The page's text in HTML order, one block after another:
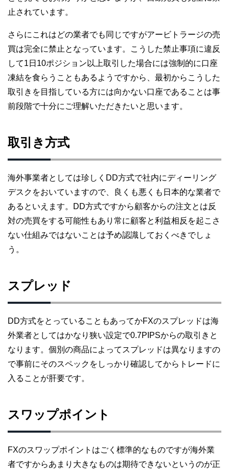
止されています。
さらにこれはどの業者でも同じですがアービトラージの売
買は完全に禁止となっています。こうした禁止事項に違反
して1日10ポジション以上取引した場合には強制的に口座
凍結を食らうこともあるようですから、最初からこうした
取引きを目指している方には向かない口座であることは事
前段階で十分にご理解いただきたいと思います。
取引き方式
海外事業者としては珍しくDD方式で社内にディーリング
デスクをおいていますので、良くも悪くも日本的な業者で
あるといえます。DD方式ですから顧客からの注文とは反
対の売買をする可能性もあり常に顧客と利益相反を起こさ
ない仕組みではないことは予め認識しておくべきでしょ
う。
スプレッド
DD方式をとっていることもあってかFXのスプレッドは海
外業者としてはかなり狭い設定で0.7PIPSからの取引きと
なります。個別の商品によってスプレッドは異なりますの
で事前にそのスペックをしっかり確認してからトレードに
入ることが肝要です。
スワップポイント
FXのスワップポイントはごく標準的なものですが海外業
者ですからあまり大きなものは期待できないというのが正